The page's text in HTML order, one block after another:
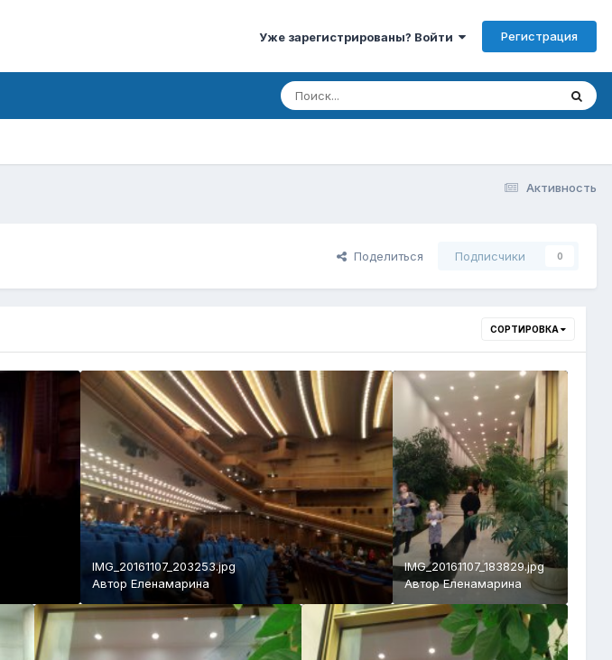
Уже зарегистрированы? Войти Регистрация
Активность
Поделиться Подписчики 0
СОРТИРОВКА
IMG_20161107_203253.jpg
Автор Еленамарина
IMG_20161107_183829.jpg
АвторЕленамарина